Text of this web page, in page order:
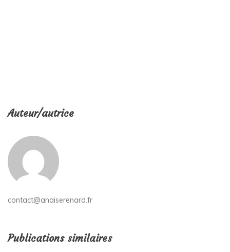
Auteur/autrice
contact@anaiserenard.fr
Publications similaires